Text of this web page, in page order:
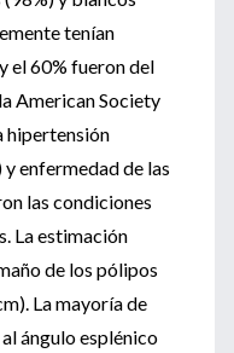
tenían
el 60% fueron del
American Society
hipertensión
enfermedad de las
las condiciones
La estimación
de los pólipos
La mayoría de
ángulo esplénico